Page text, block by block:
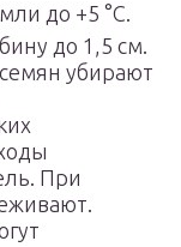
до +5 °С.
до 1,5 см.
убирают
При